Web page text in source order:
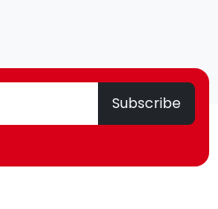
Subscribe